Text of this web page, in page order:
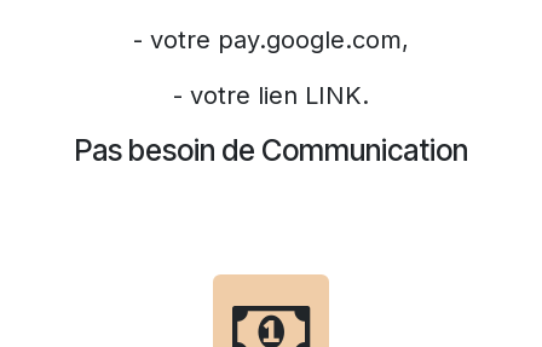
- votre pay.google.com,
- votre lien LINK.
Pas besoin de Communication